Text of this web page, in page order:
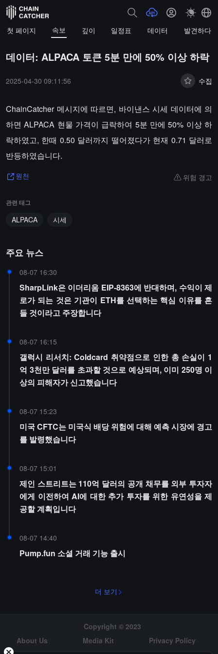
첫 페이지 속보 깊이 일정표 데이터 발견하다
데이터: ALPACA 토큰 5분 만에 50% 이상 하락
2025-04-30 09:11:56 수집
ChainCatcher 메시지에 따르면, 바이낸스 시세 데이터에 의
하면 ALPACA 현물 가격이 급락하여 5분 만에 50% 이상 하
락하였고, 한때 0.50 달러까지 떨어졌다가 현재 0.71 달러로
반등하였습니다.
원천 위험 경고
관련 태그
ALPACA 시세
주요 뉴스
08-07 16:30
SharpLink은 이더리움 EIP-8363에 반대하며, 수익이 제
로가 되는 것은 기관이 ETH를 선택하는 핵심 이유를 흔
들 것이라고 주장합니다
08-07 16:15
갤럭시 리서치: Coldcard 취약점으로 인한 총 손실이 1
억 3천만 달러를 초과할 것으로 예상되며, 이미 250명 이
상의 피해자가 신고했습니다
08-07 15:23
미국 CFTC는 미국식 배당 위험에 대해 예측 시장에 경고
를 발령했습니다
08-07 15:01
제인 스트리트는 110억 달러의 공개 채무를 외부 투자자
에게 이전하여 AI에 대한 추가 투자를 위한 유연성을 제
공할 계획입니다
08-07 14:40
Pump.fun 소셜 거래 기능 출시
더 보기
Copyright © 2023
About Us
Media Kit
Privacy Policy